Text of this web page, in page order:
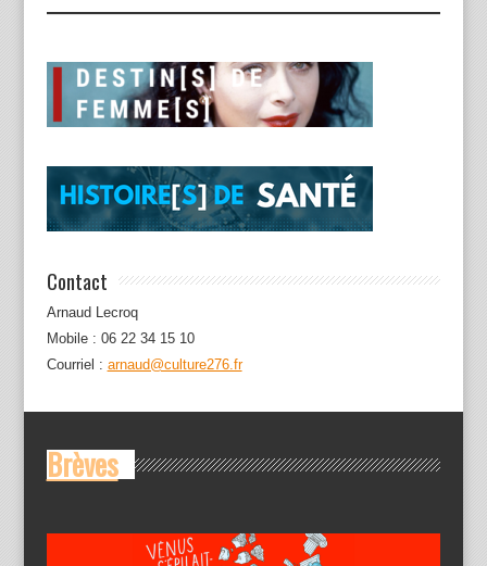
Contact
Arnaud Lecroq
Mobile : 06 22 34 15 10
Courriel : arnaud@culture276.fr
Brèves